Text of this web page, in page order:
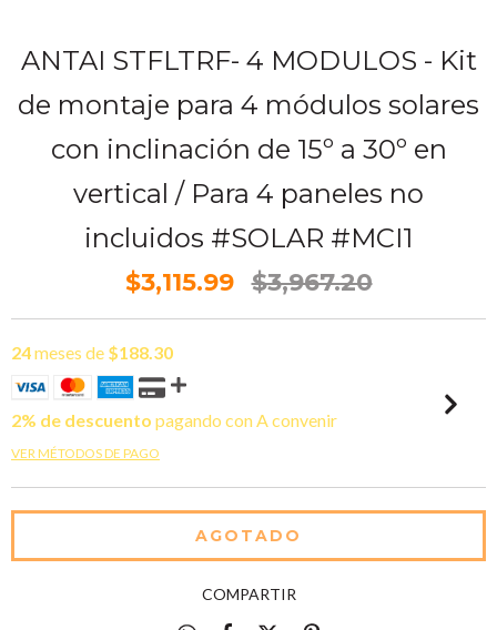
ANTAI STFLTRF- 4 MODULOS - Kit
de montaje para 4 módulos solares
con inclinación de 15º a 30º en
vertical / Para 4 paneles no
incluidos #SOLAR #MCI1
$3,115.99 $3,967.20
24meses de $188.30
2% de descuento pagando con A convenir
VER MÉTODOS DE PAGO
COMPARTIR